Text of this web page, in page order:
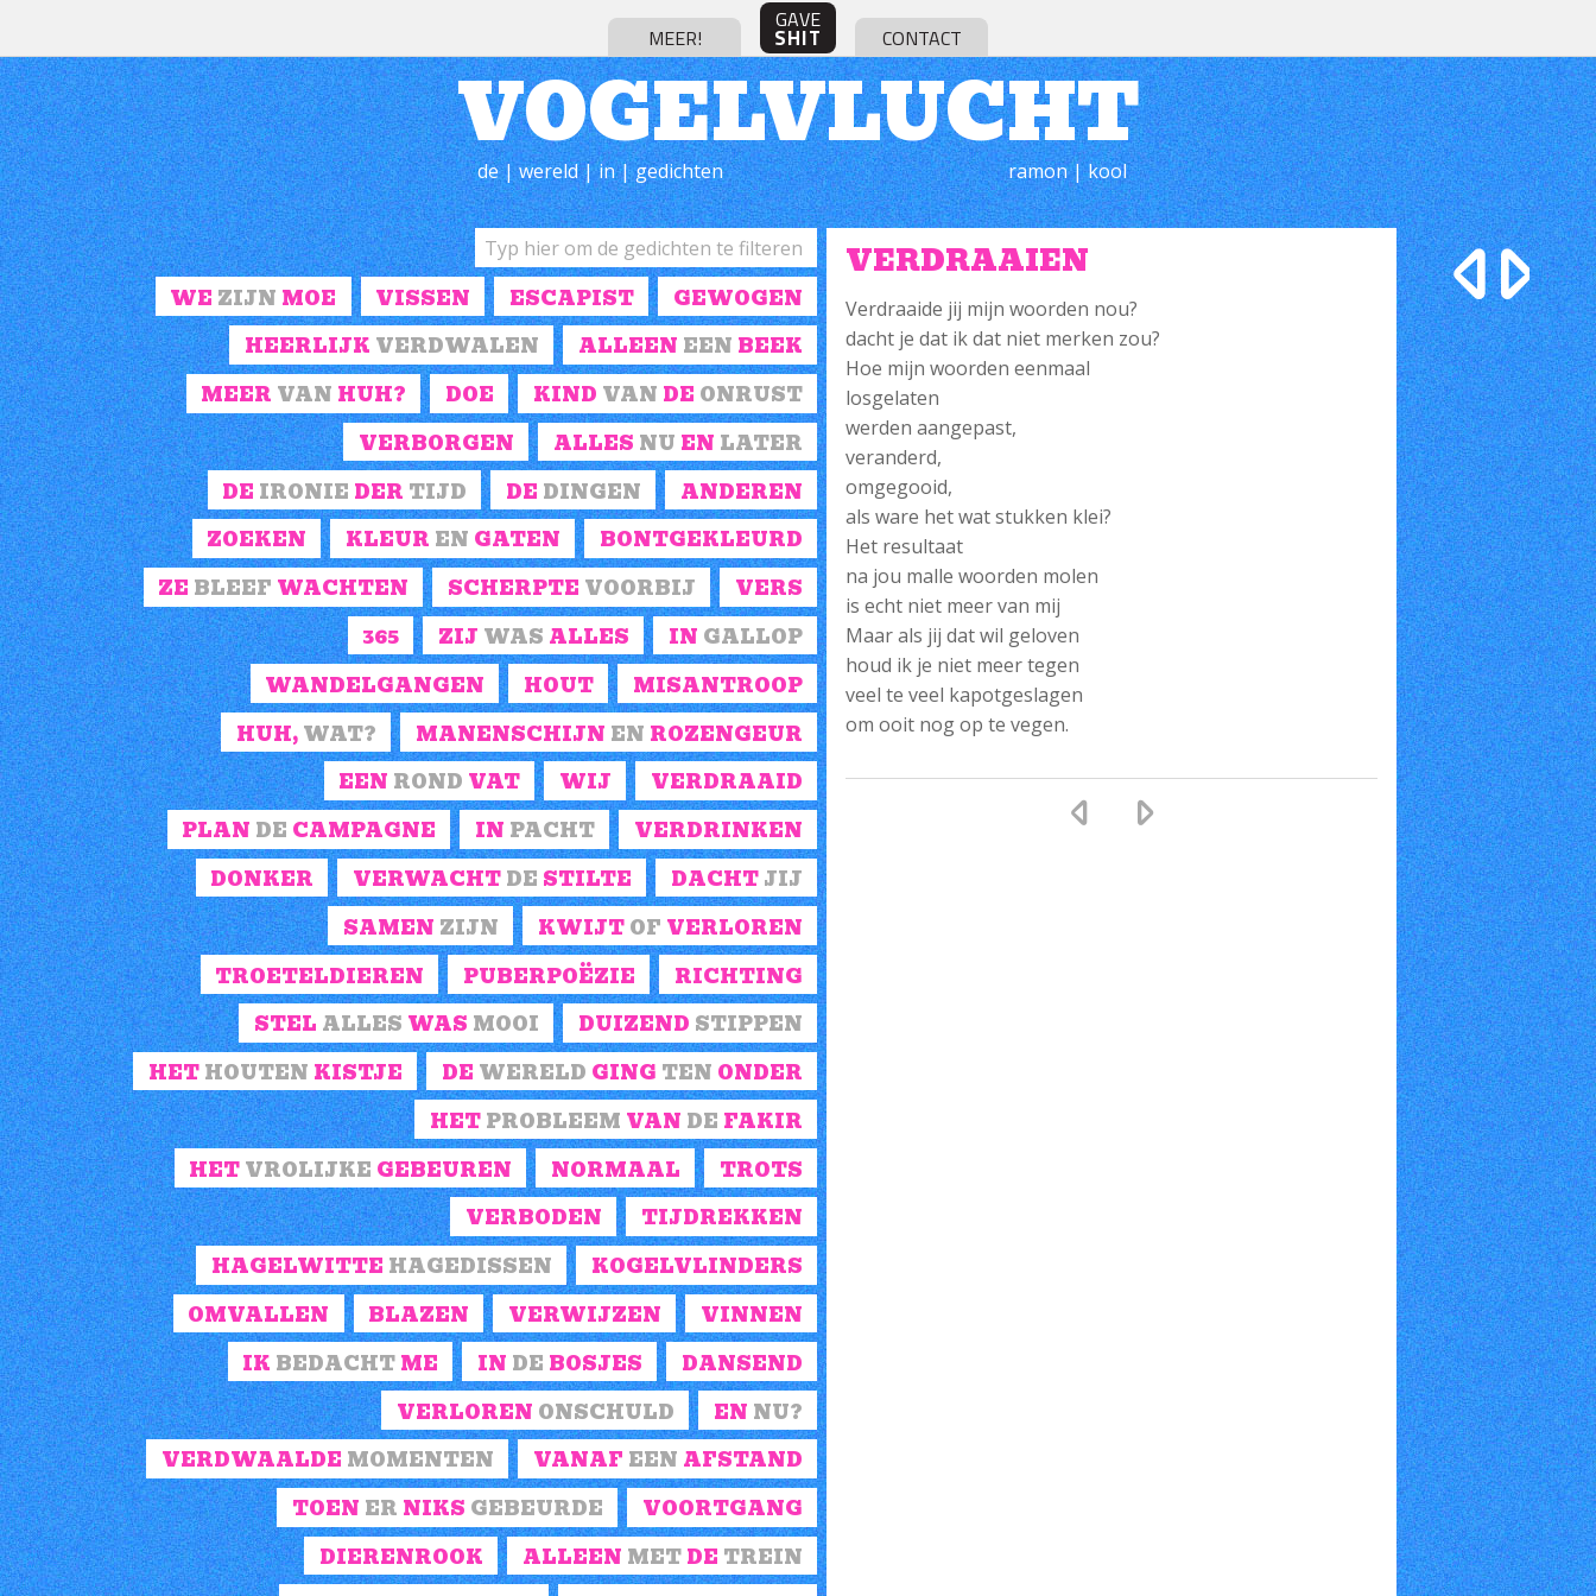
MEER!
GAVE
SHIT CONTACT
VOGELVLUCHT
de | wereld | in | gedichten ramon | kool
WE ZIJN MOE VISSEN ESCAPIST
GEWOGEN
HEERLIJK VERDWALEN ALLEEN EEN BEEK
MEER VAN HUH? DOE KIND VAN DE ONRUST
VERBORGEN
ALLES NU EN LATER
DE IRONIE DER TIJD DE DINGEN
ANDEREN
ZOEKEN
KLEUR EN GATEN
BONTGEKLEURD
ZE BLEEF WACHTEN SCHERPTE VOORBIJ
VERS
365
ZIJ WAS ALLES IN GALLOP
WANDELGANGEN
HOUT
MISANTROOP
HUH, WAT? MANENSCHIJN EN ROZENGEUR
EEN ROND VAT WIJ
VERDRAAID
PLAN DE CAMPAGNE IN PACHT
VERDRINKEN
DONKER
VERWACHT DE STILTE DACHT JIJ
SAMEN ZIJN KWIJT OF VERLOREN
TROETELDIEREN
PUBERPOËZIE
RICHTING
STEL ALLES WAS MOOI DUIZEND STIPPEN
HET HOUTEN KISTJE DE WERELD GING TEN ONDER
HET PROBLEEM VAN DE FAKIR
HET VROLIJKE GEBEUREN NORMAAL
TROTS
VERBODEN
TIJDREKKEN
HAGELWITTE HAGEDISSEN
KOGELVLINDERS
OMVALLEN
BLAZEN VERWIJZEN
VINNEN
IK BEDACHT ME IN DE BOSJES
DANSEND
VERLOREN ONSCHULD EN NU?
VERDWAALDE MOMENTEN VANAF EEN AFSTAND
TOEN ER NIKS GEBEURDE
VOORTGANG
DIERENROOK
ALLEEN MET DE TREIN
VERDRAAIEN
Verdraaide jij mijn woorden nou?
dacht je dat ik dat niet merken zou?
Hoe mijn woorden eenmaal
losgelaten
werden aangepast,
veranderd,
omgegooid,
als ware het wat stukken klei?
Het resultaat
na jou malle woorden molen
is echt niet meer van mij
Maar als jij dat wil geloven
houd ik je niet meer tegen
veel te veel kapotgeslagen
om ooit nog op te vegen.